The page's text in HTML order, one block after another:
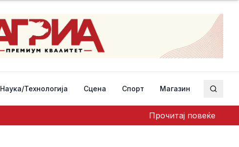
Наука/Технологија Сцена Спорт Магазин
Прочитај повеќе